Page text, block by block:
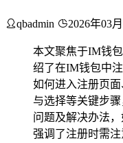
qbadmin 2026年03
本文聚焦于IM钱
绍了在IM钱包中
如何进入注册页
与选择等关键步
问题及解决办法
强调了注册时需